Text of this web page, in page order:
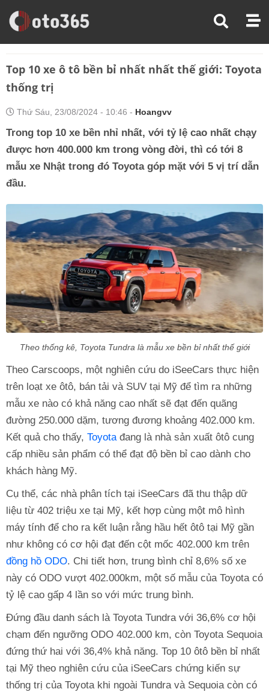
Trang Chủ
Thế Giới Xe
Top 10 xe ô tô bền bỉ nhất nhất thế giới: Toyota
thống trị
Thứ Sáu, 23/08/2024 - 10:46 - Hoangvv
Trong top 10 xe bền nhỉ nhất, với tỷ lệ cao nhất chạy
được hơn 400.000 km trong vòng đời, thì có tới 8
mẫu xe Nhật trong đó Toyota góp mặt với 5 vị trí dẫn
đầu.
Theo thống kê, Toyota Tundra là mẫu xe bền bỉ nhất thế giới
Theo Carscoops, một nghiên cứu do iSeeCars thực hiện
trên loạt xe ôtô, bán tải và SUV tại Mỹ để tìm ra những
mẫu xe nào có khả năng cao nhất sẽ đạt đến quãng
đường 250.000 dặm, tương đương khoảng 402.000 km.
Kết quả cho thấy, Toyotađang là nhà sản xuất ôtô cung
cấp nhiều sản phẩm có thể đạt độ bền bỉ cao dành cho
khách hàng Mỹ.
Cụ thể, các nhà phân tích tại iSeeCars đã thu thập dữ
liệu từ 402 triệu xe tại Mỹ, kết hợp cùng một mô hình
máy tính để cho ra kết luận rằng hầu hết ôtô tại Mỹ gần
như không có cơ hội đạt đến cột mốc 402.000 km trên
đồng hồ ODO. Chi tiết hơn, trung bình chỉ 8,6% số xe
này có ODO vượt 402.000km, một số mẫu của Toyota có
tỷ lệ cao gấp 4 lần so với mức trung bình.
Đứng đầu danh sách là Toyota Tundra với 36,6% cơ hội
chạm đến ngưỡng ODO 402.000 km, còn Toyota Sequoia
đứng thứ hai với 36,4% khả năng. Top 10 ôtô bền bỉ nhất
tại Mỹ theo nghiên cứu của iSeeCars chứng kiến sự
thống trị của Toyota khi ngoài Tundra và Sequoia còn có